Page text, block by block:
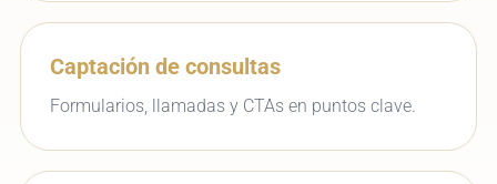
Captación de consultas
Formularios, llamadas y CTAs en puntos clave.